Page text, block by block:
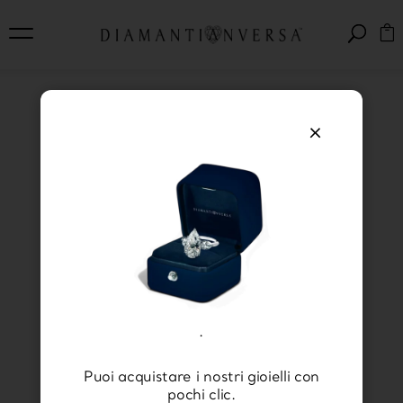
Differenze e metodi per
distinguere i diamanti
naturali da quelli
sintetici
Puoi acquistare i nostri gioielli con
pochi clic.
×
.